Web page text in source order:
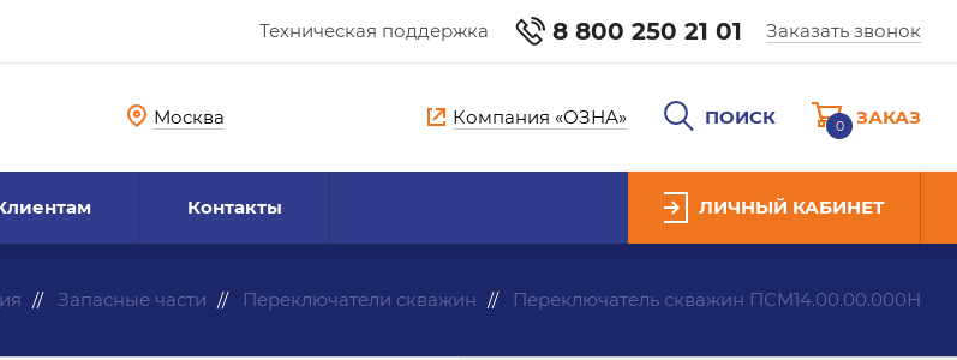
Техническая поддержка 8 800 250 21 01 Заказать звонок
Москва Компания «ОЗНА» ПОИСК 0 ЗАКАЗ
Контакты ЛИЧНЫЙ КАБИНЕТ
Запасные части Переключатели скважин Переключатель скважин ПСМ14.00.00.000Н